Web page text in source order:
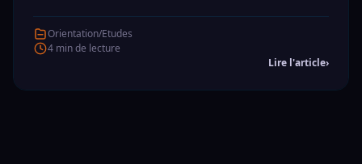
Orientation/Etudes
4 min de lecture
Lire l'article›